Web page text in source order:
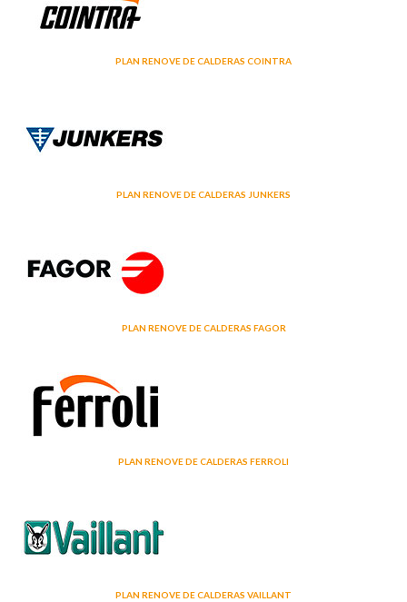
PLAN RENOVE DE CALDERAS COINTRA
PLAN RENOVE DE CALDERAS JUNKERS
PLAN RENOVE DE CALDERAS FAGOR
PLAN RENOVE DE CALDERAS FERROLI
PLAN RENOVE DE CALDERAS VAILLANT